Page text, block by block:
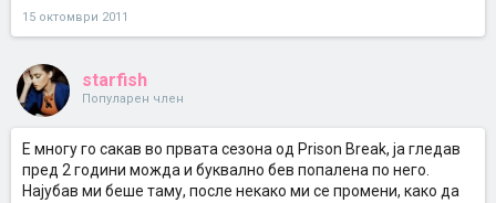
15 октомври 2011
starfish
Популарен член
Е многу го сакав во првата сезона од Prison Break, ја гледав
пред 2 години можда и буквално бев попалена по него.
Најубав ми беше таму, после некако ми се промени, како да